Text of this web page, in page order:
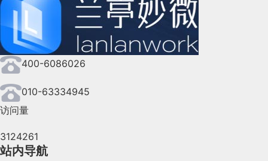
2024年9月(144)
2024年8月(164)
2024年7月(107)
2024年6月(63)
2024年4月(44)
400-6086026
010-63334945
访问量
3124261
站内导航